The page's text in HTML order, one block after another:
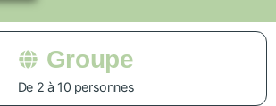
Groupe
De 2 à 10 personnes